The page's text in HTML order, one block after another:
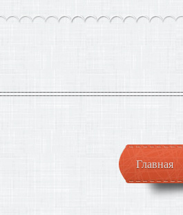
Главная